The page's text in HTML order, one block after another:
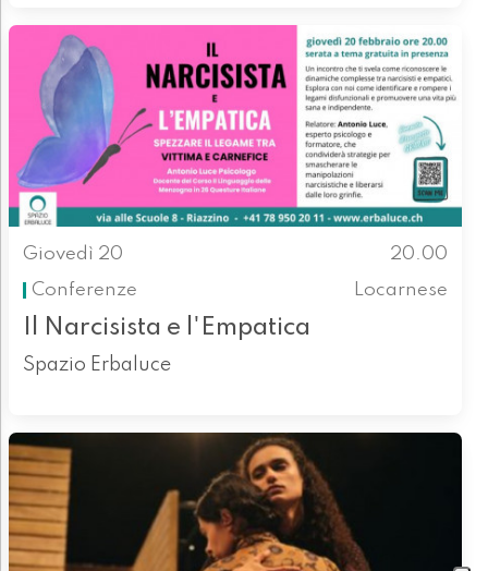
Giovedì 20
20.00
Conferenze
Locarnese
Il Narcisista e l'Empatica
Spazio Erbaluce